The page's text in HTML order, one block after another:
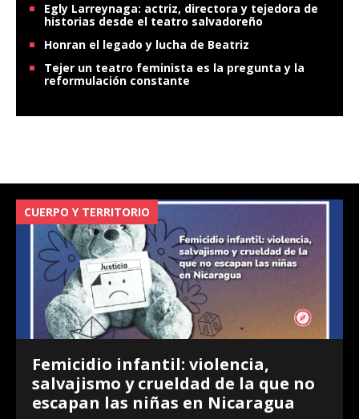
Egly Larreynaga: actriz, directora y tejedora de
historias desde el teatro salvadoreño
Honran el legado y lucha de Beatriz
Tejer un teatro feminista es la pregunta y la
reformulación constante
CUERPO Y TERRITORIO
Femicidio infantil: violencia,
salvajismo y crueldad de la que no
escapan las niñas en Nicaragua